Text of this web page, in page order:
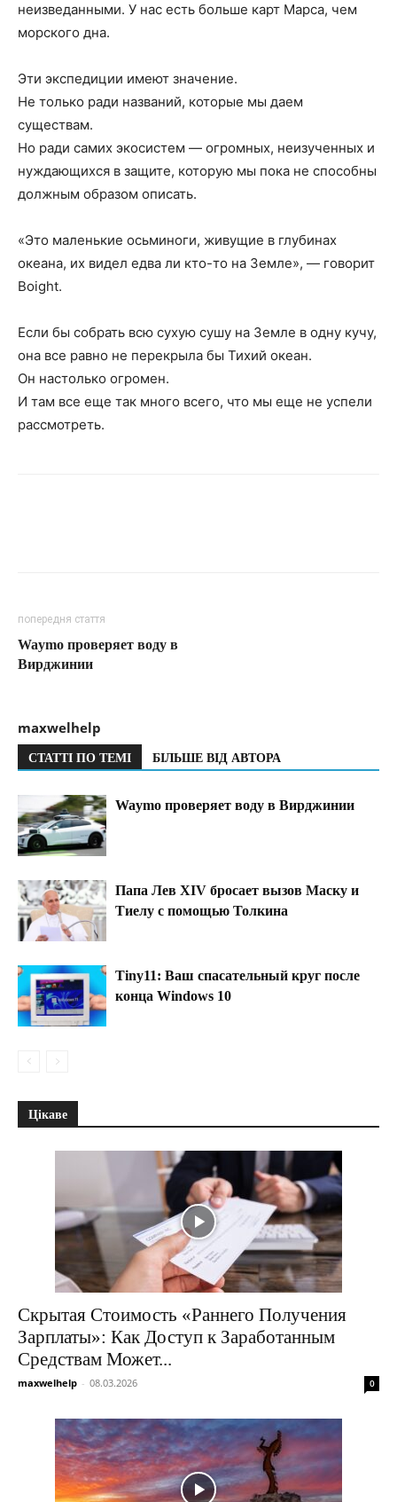
неизведанными. У нас есть больше карт Марса, чем
морского дна.
Эти экспедиции имеют значение.
Не только ради названий, которые мы даем
существам.
Но ради самих экосистем — огромных, неизученных и
нуждающихся в защите, которую мы пока не способны
должным образом описать.
«Это маленькие осьминоги, живущие в глубинах
океана, их видел едва ли кто-то на Земле», — говорит
Воight.
Если бы собрать всю сухую сушу на Земле в одну кучу,
она все равно не перекрыла бы Тихий океан.
Он настолько огромен.
И там все еще так много всего, что мы еще не успели
рассмотреть.
попередня стаття
Waymo проверяет воду в
Вирджинии
maxwelhelp
СТАТТІ ПО ТЕМІ БІЛЬШЕ ВІД АВТОРА
Waymo проверяет воду в Вирджинии
Папа Лев XIV бросает вызов Маску и
Тиелу с помощью Толкина
Tiny11: Ваш спасательный круг после
конца Windows 10
Цікаве
Скрытая Стоимость «Раннего Получения
Зарплаты»: Как Доступ к Заработанным
Средствам Может...
maxwelhelp - 08.03.2026 0